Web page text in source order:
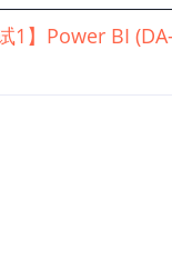
1】Power BI